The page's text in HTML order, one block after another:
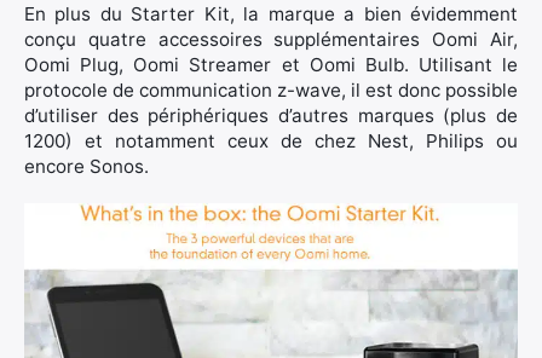
En plus du Starter Kit, la marque a bien évidemment
conçu quatre accessoires supplémentaires Oomi Air,
Oomi Plug, Oomi Streamer et Oomi Bulb. Utilisant le
protocole de communication z-wave, il est donc possible
d’utiliser des périphériques d’autres marques (plus de
1200) et notamment ceux de chez Nest, Philips ou
encore Sonos.